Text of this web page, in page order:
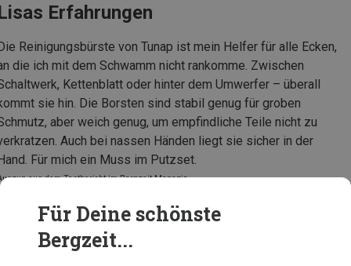
Erfahrungen
Reinigungsbürste von Tunap ist mein Helfer für alle Ecken,
die ich mit dem Schwamm nicht rankomme. Zwischen
Kettenblatt oder hinter dem Umwerfer – überall
sie hin. Die Borsten sind stabil genug für groben
aber weich genug, um empfindliche Teile nicht zu
Auch bei nassen Händen liegt sie sicher in der
Für mich ein Muss im Putzset.
aus dem Testbericht im Bergzeit Magazin
Für Deine schönste
Bergzeit...